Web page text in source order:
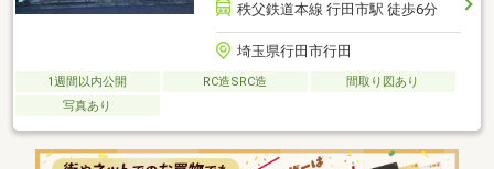
秩父鉄道本線 行田市駅 徒歩6分
埼玉県行田市行田
1週間以内公開 RC造SRC造
間取り図あり
写真あり